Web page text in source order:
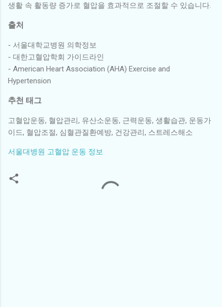
생활 속 활동량 증가로 혈압을 효과적으로 조절할 수 있습니다.
출처
- 서울대학교병원 의학정보
- 대한고혈압학회 가이드라인
- American Heart Association (AHA) Exercise and
Hypertension
추천 태그
고혈압운동, 혈압관리, 유산소운동, 근력운동, 생활습관, 운동가
이드, 혈압조절, 심혈관질환예방, 건강관리, 스트레스해소
서울대병원 고혈압 운동 정보